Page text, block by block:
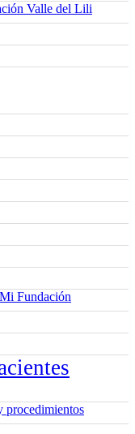
Valle del Lili
Fundación
procedimientos